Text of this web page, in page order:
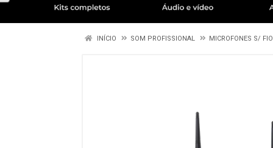
INÍCIO SOM PROFISSIONAL MICROFONES S/ FIO